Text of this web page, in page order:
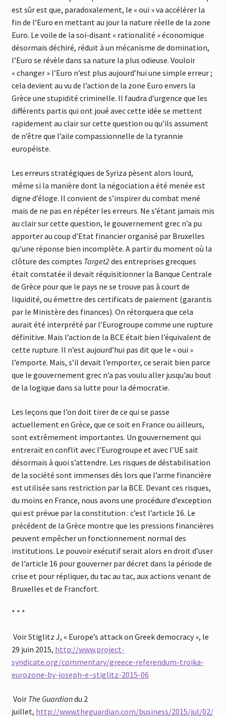
est sûr est que, paradoxalement, le « oui » va accélérer la
fin de l’Euro en mettant au jour la nature réelle de la zone
Euro. Le voile de la soi-disant « rationalité » économique
désormais déchiré, réduit à un mécanisme de domination,
l’Euro se révèle dans sa nature la plus odieuse. Vouloir
« changer » l’Euro n’est plus aujourd’hui une simple erreur ;
cela devient au vu de l’action de la zone Euro envers la
Grèce une stupidité criminelle. Il faudra d’urgence que les
différents partis qui ont joué avec cette idée se mettent
rapidement au clair sur cette question ou qu’ils assument
de n’être que l’aile compassionnelle de la tyrannie
européiste.
Les erreurs stratégiques de Syriza pèsent alors lourd,
même si la manière dont la négociation a été menée est
digne d’éloge. Il convient de s’inspirer du combat mené
mais de ne pas en répéter les erreurs. Ne s’étant jamais mis
au clair sur cette question, le gouvernement grec n’a pu
apporter au coup d’Etat financier organisé par Bruxelles
qu’une réponse bien incomplète. A partir du moment où la
clôture des comptes Target2des entreprises grecques
était constatée il devait réquisitionner la Banque Centrale
de Grèce pour que le pays ne se trouve pas à court de
liquidité, ou émettre des certificats de paiement (garantis
par le Ministère des finances). On rétorquera que cela
aurait été interprété par l’Eurogroupe comme une rupture
définitive. Mais l’action de la BCE était bien l’équivalent de
cette rupture. Il n’est aujourd’hui pas dit que le « oui »
l’emporte. Mais, s’il devait l’emporter, ce serait bien parce
que le gouvernement grec n’a pas voulu aller jusqu’au bout
de la logique dans sa lutte pour la démocratie.
Les leçons que l’on doit tirer de ce qui se passe
actuellement en Grèce, que ce soit en France ou ailleurs,
sont extrêmement importantes. Un gouvernement qui
entrerait en conflit avec l’Eurogroupe et avec l’UE sait
désormais à quoi s’attendre. Les risques de déstabilisation
de la société sont immenses dès lors que l’arme financière
est utilisée sans restriction par la BCE. Devant ces risques,
du moins en France, nous avons une procédure d’exception
qui est prévue par la constitution : c’est l’article 16. Le
précédent de la Grèce montre que les pressions financières
peuvent empêcher un fonctionnement normal des
institutions. Le pouvoir exécutif serait alors en droit d’user
de l’article 16 pour gouverner par décret dans la période de
crise et pour répliquer, du tac au tac, aux actions venant de
Bruxelles et de Francfort.
* * *
Voir Stiglitz J, « Europe’s attack on Greek democracy », le
29 juin 2015, http://www.project-
syndicate.org/commentary/greece-referendum-troika-
eurozone-by-joseph-e–stiglitz-2015-06
Voir The Guardiandu 2
juillet, http://www.theguardian.com/business/2015/jul/02/